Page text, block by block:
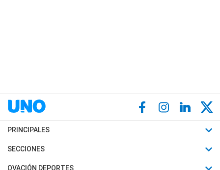
PRINCIPALES
Últimas Noticias
Política
SECCIONES
Horóscopo
OVACIÓN DEPORTES